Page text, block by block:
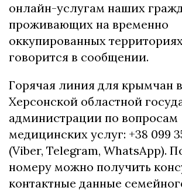
онлайн-услугам наших
проживающих на временно
оккупированных
говорится в сообщении.
Горячая линия для крымчан в
Херсонской областной
администрации по вопросам
медицинских услуг: +38 099
(Viber, Telegram, WhatsApp).
номеру можно получить
контактные данные